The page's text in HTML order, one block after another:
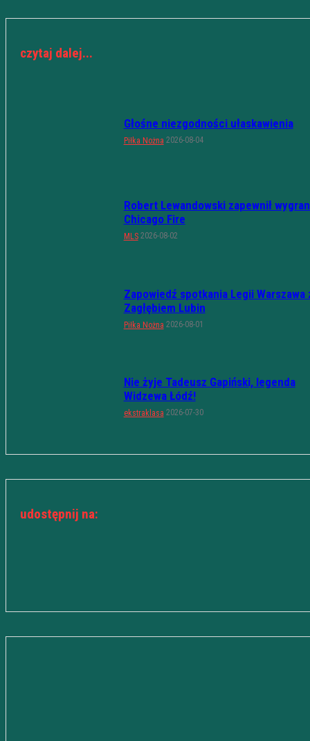
czytaj dalej...
Głośne niezgodności ułaskawienia
Piłka Nożna 2026-08-04
Robert Lewandowski zapewnił
Chicago Fire
MLS 2026-08-02
Zapowiedź spotkania Legii Warszawa
Zagłębiem Lubin
Piłka Nożna 2026-08-01
Nie żyje Tadeusz Gapiński, legenda
Widzewa Łódź!
ekstraklasa 2026-07-30
udostępnij na: